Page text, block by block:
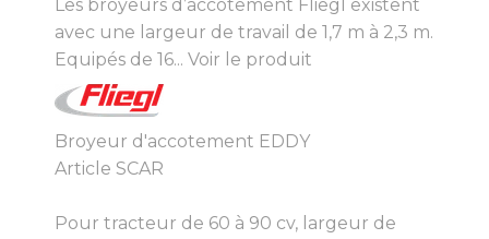
Les broyeurs d’accotement Fliegl existent
avec une largeur de travail de 1,7 m à 2,3 m.
Equipés de 16... Voir le produit
Broyeur d'accotement EDDY
Article SCAR
Pour tracteur de 60 à 90 cv, largeur de